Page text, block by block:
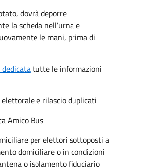
dovrà deporre
la scheda nell’urna e
le mani, prima di
dedicatatutte le informazioni
elettorale e rilascio duplicati
Amico Bus
per elettori sottoposti a
domiciliare o in condizioni
o isolamento fiduciario